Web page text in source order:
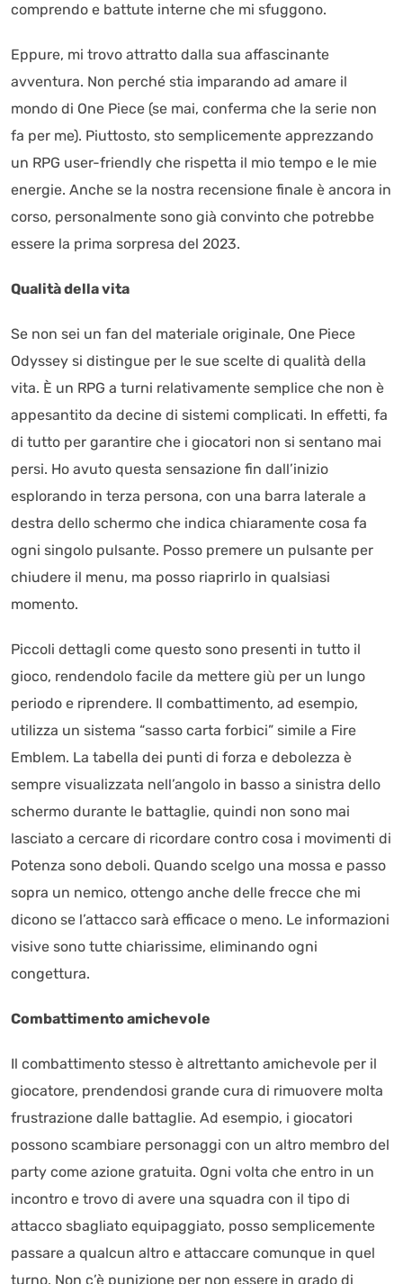
comprendo e battute interne che mi sfuggono.
Eppure, mi trovo attratto dalla sua affascinante
avventura. Non perché stia imparando ad amare il
mondo di One Piece (se mai, conferma che la serie non
fa per me). Piuttosto, sto semplicemente apprezzando
un RPG user-friendly che rispetta il mio tempo e le mie
energie. Anche se la nostra recensione finale è ancora in
corso, personalmente sono già convinto che potrebbe
essere la prima sorpresa del 2023.
Qualità della vita
Se non sei un fan del materiale originale, One Piece
Odyssey si distingue per le sue scelte di qualità della
vita. È un RPG a turni relativamente semplice che non è
appesantito da decine di sistemi complicati. In effetti, fa
di tutto per garantire che i giocatori non si sentano mai
persi. Ho avuto questa sensazione fin dall’inizio
esplorando in terza persona, con una barra laterale a
destra dello schermo che indica chiaramente cosa fa
ogni singolo pulsante. Posso premere un pulsante per
chiudere il menu, ma posso riaprirlo in qualsiasi
momento.
Piccoli dettagli come questo sono presenti in tutto il
gioco, rendendolo facile da mettere giù per un lungo
periodo e riprendere. Il combattimento, ad esempio,
utilizza un sistema “sasso carta forbici” simile a Fire
Emblem. La tabella dei punti di forza e debolezza è
sempre visualizzata nell’angolo in basso a sinistra dello
schermo durante le battaglie, quindi non sono mai
lasciato a cercare di ricordare contro cosa i movimenti di
Potenza sono deboli. Quando scelgo una mossa e passo
sopra un nemico, ottengo anche delle frecce che mi
dicono se l’attacco sarà efficace o meno. Le informazioni
visive sono tutte chiarissime, eliminando ogni
congettura.
Combattimento amichevole
Il combattimento stesso è altrettanto amichevole per il
giocatore, prendendosi grande cura di rimuovere molta
frustrazione dalle battaglie. Ad esempio, i giocatori
possono scambiare personaggi con un altro membro del
party come azione gratuita. Ogni volta che entro in un
incontro e trovo di avere una squadra con il tipo di
attacco sbagliato equipaggiato, posso semplicemente
passare a qualcun altro e attaccare comunque in quel
turno. Non c’è punizione per non essere in grado di